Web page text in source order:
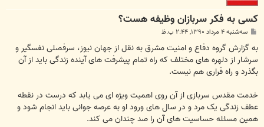
کسی به فکر سربازان وظیفه هست؟
پ
ت
سه‌شنبه ۴ مرداد ۱۳۹۰, ۲:۴۴ ب.ظ
به گزارش گروه دفاع و امنیت مشرق به نقل از جهان نیوز، سرفصلی نفسگیر و
سرشار از دلهره های مختلف که راه تمام پیشرفت های آینده زندگی باید از آن
بگذرد و راه فراری هم نیست.
خدمت مقدس سربازی از آن روی اهمیت ویژه ای می یابد که درست در نقطه
عطف زندگی یک مرد و در سال های ورود او به عرصه جوانی باید انجام شود و
همین مسئله حساسیت های آن را صد چندان می کند.